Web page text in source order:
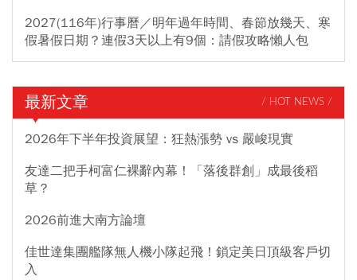
2027(116年)行事曆／明年過年時間、春節放幾天、寒
假暑假日期？連假3天以上有9個：請假攻略懶人包
最新文章 / HOT NEWS /
2026年下半年投資展望：狂熱漲勢 vs 嚴峻現實
友達二把手柯富仁裸辭內幕！「落後群創」成最後稻
草？
2026前進大南方論壇
佳世達集團艦隊無人機小隊起飛！鎖定美日頂級客戶切
入